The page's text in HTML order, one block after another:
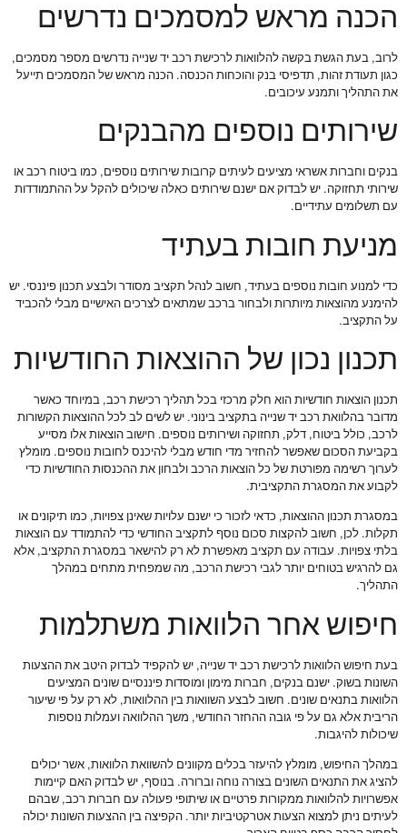
הכנה מראש למסמכים נדרשים
לרוב, בעת הגשת בקשה להלוואות לרכישת רכב יד שנייה נדרשים מספר מסמכים,
כגון תעודת זהות, תדפיסי בנק והוכחות הכנסה. הכנה מראש של המסמכים תייעל
את התהליך ותמנע עיכובים.
שירותים נוספים מהבנקים
בנקים וחברות אשראי מציעים לעיתים קרובות שירותים נוספים, כמו ביטוח רכב או
שירותי תחזוקה. יש לבדוק אם ישנם שירותים כאלה שיכולים להקל על ההתמודדות
עם תשלומים עתידיים.
מניעת חובות בעתיד
כדי למנוע חובות נוספים בעתיד, חשוב לנהל תקציב מסודר ולבצע תכנון פיננסי. יש
להימנע מהוצאות מיותרות ולבחור ברכב שמתאים לצרכים האישיים מבלי להכביד
על התקציב.
תכנון נכון של ההוצאות החודשיות
תכנון הוצאות חודשיות הוא חלק מרכזי בכל תהליך רכישת רכב, במיוחד כאשר
מדובר בהלוואת רכב יד שנייה בתקציב בינוני. יש לשים לב לכל ההוצאות הקשורות
לרכב, כולל ביטוח, דלק, תחזוקה ושירותים נוספים. חישוב הוצאות אלו מסייע
בקביעת הסכום שאפשר להחזיר מדי חודש מבלי להיכנס לחובות נוספים. מומלץ
לערוך רשימה מפורטת של כל הוצאות הרכב ולבחון את ההכנסות החודשיות כדי
לקבוע את המסגרת התקציבית.
במסגרת תכנון ההוצאות, כדאי לזכור כי ישנם עלויות שאינן צפויות, כמו תיקונים או
תקלות. לכן, חשוב להקצות סכום נוסף לתקציב החודשי כדי להתמודד עם הוצאות
בלתי צפויות. עבודה עם תקציב מאפשרת לא רק להישאר במסגרת התקציב, אלא
גם להרגיש בטוחים יותר לגבי רכישת הרכב, מה שמפחית מתחים במהלך
התהליך.
חיפוש אחר הלוואות משתלמות
בעת חיפוש הלוואות לרכישת רכב יד שנייה, יש להקפיד לבדוק היטב את ההצעות
השונות בשוק. ישנם בנקים, חברות מימון ומוסדות פיננסיים שונים המציעים
הלוואות בתנאים שונים. חשוב לבצע השוואות בין ההלוואות, לא רק על פי שיעור
הריבית אלא גם על פי גובה ההחזר החודשי, משך ההלוואה ועמלות נוספות
שיכולות להיגבות.
במהלך החיפוש, מומלץ להיעזר בכלים מקוונים להשוואת הלוואות, אשר יכולים
להציג את התנאים השונים בצורה נוחה וברורה. בנוסף, יש לבדוק האם קיימות
אפשרויות להלוואות ממקורות פרטיים או שיתופי פעולה עם חברות רכב, שבהם
לעיתים ניתן למצוא הצעות אטרקטיביות יותר. הקפיצה בין ההצעות השונות יכולה